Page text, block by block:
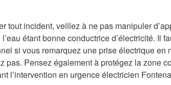
tout incident, veillez à ne pas manipuler
étant bonne conductrice d’électricité. Il
si vous remarquez une prise électrique en
pas. Pensez également à protégez la zone
l’intervention en urgence électricien